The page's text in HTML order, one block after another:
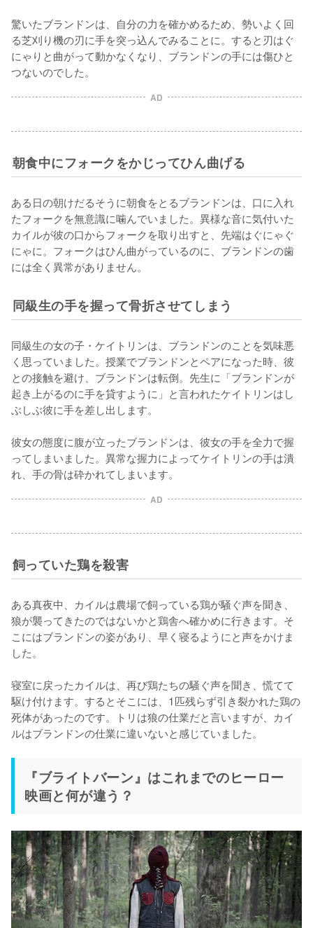
驚いたブランドンは、自分の力を確かめるため、勢いよく回
る芝刈り機の刃に手を突っ込んでみることに。すると刃はぐ
にゃりと曲がって動かなくなり、ブランドンの手には傷ひと
つないのでした。
AD
朝食中にフォークをかじってひん曲げる
ある日の朝けだるそうに朝食をとるブランドンは、口に入れ
たフォークを無意識に噛んでいました。異様な音に気付いた
カイルが彼の口からフォークを取り出すと、先端はぐにゃぐ
にゃに。フォークはひん曲がっているのに、ブランドンの歯
には全く異常がありません。
同級生の手を握って骨折させてしまう
同級生の女の子・ケイトリンは、ブランドンのことを気味悪
く思っていました。授業でブランドンとペアになった時、彼
との接触を避け、ブランドンは転倒。先生に「ブランドンが
起き上がるのに手を貸すように」と言われたケイトリンはし
ぶしぶ彼に手を差し出します。
彼女の態度に腹が立ったブランドンは、彼女の手を全力で握
ってしまいました。異常な握力によってケイトリンの手は潰
れ、手の骨は砕かれてしまいます。
AD
飼っていた鶏を殺害
ある真夜中、カイルは農場で飼っている鶏が騒ぐ声を聞き、
狼が襲ってきたのではないかと鶏舎へ確かめに行きます。そ
こにはブランドンの姿があり、早く寝るようにと声をかけま
した。
寝室に戻ったカイルは、再び鶏たちの騒ぐ声を聞き、慌てて
駆け付けます。するとそこには、1匹残らず引き裂かれた鶏の
死体があったのです。トリは狼の仕業だと言いますが、カイ
ルはブランドンの仕業に違いないと感じていました。
『ブライトバーン』はこれまでのヒーロー
映画と何が違う？